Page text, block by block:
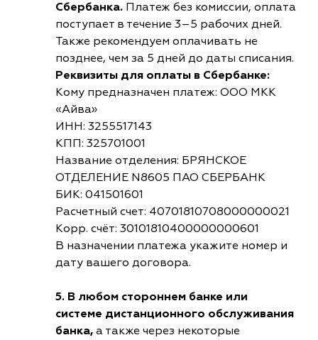
Сбербанка. Платеж без комиссии, оплата
поступает в течение 3–5 рабочих дней.
Также рекомендуем оплачивать не
позднее, чем за 5 дней до даты списания.
Реквизиты для оплаты в Сбербанке:
Кому предназначен платеж: ООО МКК
«Айва»
ИНН: 3255517143
КПП: 325701001
Название отделения: БРЯНСКОЕ
ОТДЕЛЕНИЕ N8605 ПАО СБЕРБАНК
БИК: 041501601
Расчетный счет: 40701810708000000021
Корр. счёт: 30101810400000000601
В назначении платежа укажите номер и
дату вашего договора.
5. В любом стороннем банке или
системе дистанционного обслуживания
банка, а также через некоторые